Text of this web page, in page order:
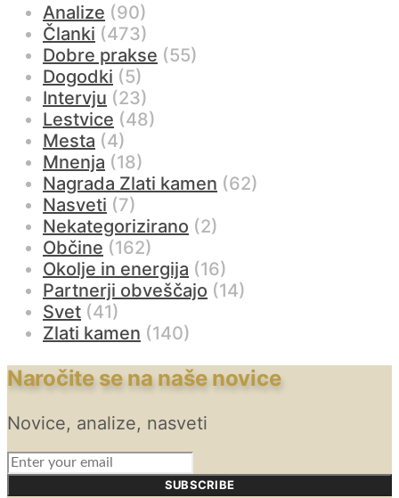
Analize (90)
Članki (473)
Dobre prakse (55)
Dogodki (5)
Intervju (23)
Lestvice (48)
Mesta (4)
Mnenja (18)
Nagrada Zlati kamen (62)
Nasveti (7)
Nekategorizirano (2)
Občine (162)
Okolje in energija (16)
Partnerji obveščajo (14)
Svet (41)
Zlati kamen (140)
Naročite se na naše novice
Novice, analize, nasveti
SUBSCRIBE